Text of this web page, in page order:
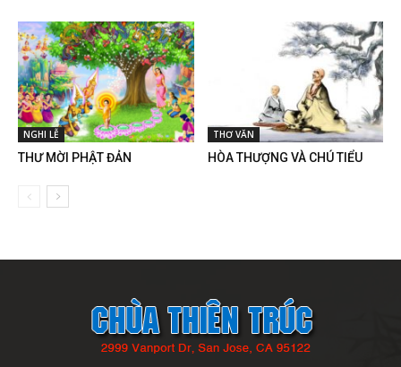
NGHI LỄ
THƯ MỜI PHẬT ĐẢN
THƠ VĂN
HÒA THƯỢNG VÀ CHÚ TIỂU